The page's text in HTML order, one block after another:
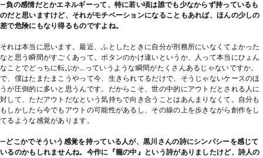
―負の感情だとかエネルギーって、特に若い頃は誰でも少なからず持っているも
のだと思いますけど、それがモチベーションになることもあれば、ほんの少しの
差で危険にもなり得るものですよね。
それは本当に思います。最近、ふとしたときに自分が刑務所にいなくてよかった
なと思う瞬間がすごくあって。ボタンのかけ違いというか、人って本当にひょん
なことでどっちに転ぶか…っていうような瞬間がたくさんあるじゃないですか。
で、僕はたまたまこうやって今、生きられてるだけで、そうじゃないケースのほ
うが圧倒的に多いと思うんです。だからこそ、世の中的にアウトだとされる人に
対して、ただアウトだなという気持ちで向き合うことはあんまりなくて。自分も
もしかしたら今でもアウトの可能性があるし、その線の上を歩きながら創作をし
てるような感覚があります。
―どこかでそういう感覚を持っている人が、黒川さんの詩にシンパシーを感じて
いるのかもしれませんね。今作に『籠の中』という詩がありましたけど、詩人の